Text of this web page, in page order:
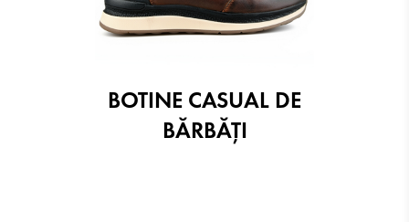
BOTINE CASUAL DE
BĂRBĂȚI